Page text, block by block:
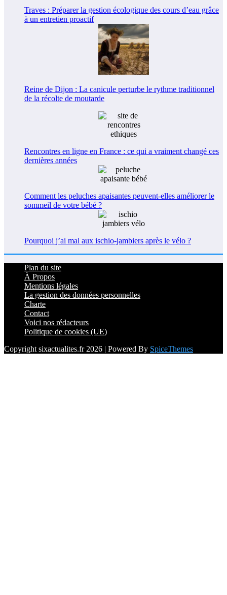
Traves : Préparer la gestion écologique des cours d’eau grâce
à un entretien proactif
Reine de Dijon : La canicule perturbe le rythme traditionnel
de la récolte de moutarde
Rencontres en ligne en France : ce qui a vraiment changé ces
dernières années
Comment les peluches apaisantes peuvent-elles améliorer le
sommeil de votre bébé ?
Pourquoi j’ai mal aux ischio-jambiers après le vélo ?
Plan du site
À Propos
Mentions légales
La gestion des données personnelles
Charte
Contact
Voici nos rédacteurs
Politique de cookies (UE)
Copyright sixactualites.fr 2026 | Powered By SpiceThemes